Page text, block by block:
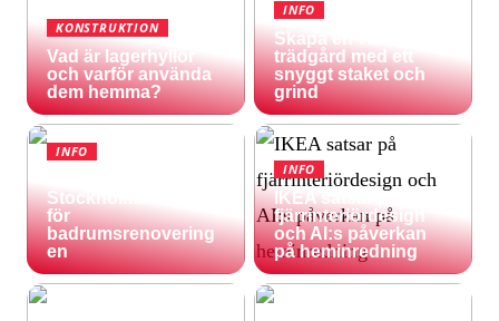
KONSTRUKTION
Vad är lagerhyllor
och varför använda
dem hemma?
INFO
Skapa en vacker
trädgård med ett
snyggt staket och
grind
INFO
Stockholms natur
för
badrumsrenovering
en
INFO
IKEA satsar på
fjärrinteriördesign
och AI:s påverkan
på heminredning